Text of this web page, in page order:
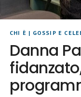
CHI È | GOSSIP E
Danna